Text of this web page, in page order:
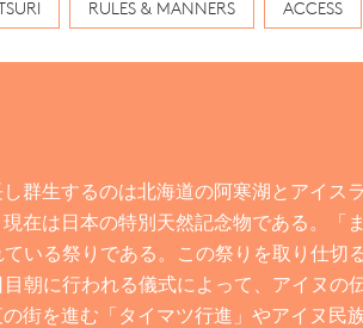
RULES & MANNERS ACCESS
群生するのは北海道の阿寒湖とアイス
在は日本の特別天然記念物である。「
いる祭りである。この祭りを取り仕切
朝に行われる儀式によって、アイヌの
街を進む「タイマツ行進」やアイヌ民